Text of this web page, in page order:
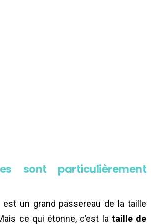
sont particulièrement
est un grand passereau de la taille
ce qui étonne, c’est la taille de